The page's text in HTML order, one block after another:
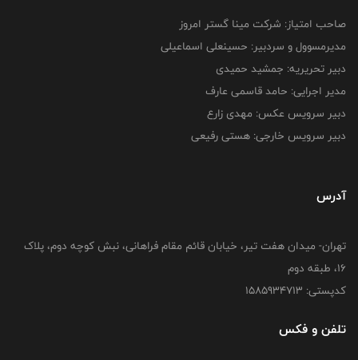
صاحب امتیاز: شرکت مینا گستر امروز
مدیرمسوول و سردبیر: حسینعلی اسماعیلی
دبیر تحریریه: جمشید حمیدی
مدیر اجرایی: حامد قاسمی عارف
دبیر سرویس عکس: مهدی زارع
دبیر سرویس خارجی: هستی رفیعی
آدرس
تهران- میدان هفت تیر، خیابان قائم مقام فراهانی، نبش کوچه دوم، پلاک
16، طبقه دوم
کدپستی: 1585934713
تلفن و فکس